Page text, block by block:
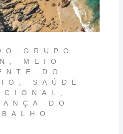
GRUPO
, MEIO
DO
, SAÚDE
,
DO